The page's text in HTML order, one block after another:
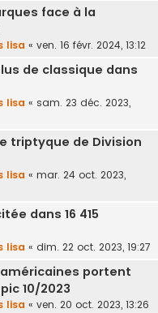
face à la
lisa « ven. 16 févr. 2024, 13:12
de classique dans
lisa « sam. 23 déc. 2023,
triptyque de Division
lisa « mar. 24 oct. 2023,
dans 16 415
lisa « dim. 22 oct. 2023, 19:27
portent
10/2023
lisa « ven. 20 oct. 2023, 13:26